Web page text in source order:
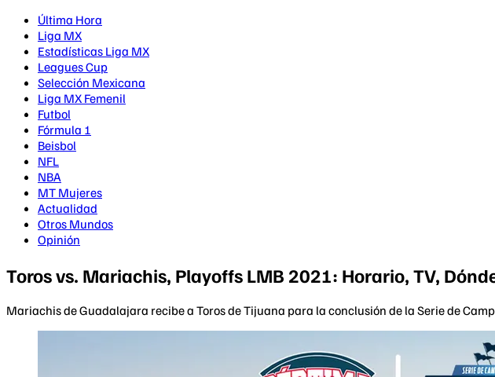
Última Hora
Liga MX
Estadísticas Liga MX
Leagues Cup
Selección Mexicana
Liga MX Femenil
Futbol
Fórmula 1
Beisbol
NFL
NBA
MT Mujeres
Actualidad
Otros Mundos
Opinión
Toros vs. Mariachis, Playoffs LMB 2021: Horario, TV,
Mariachis de Guadalajara recibe a Toros de Tijuana para la conclusión de la Serie de